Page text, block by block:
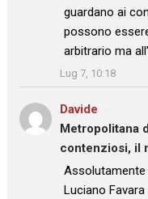
guardano ai
possono
arbitrario ma
”
Lug 7, 10:18
Davide
Metropolitana
contenziosi, il
: “
Assolutamente
Luciano